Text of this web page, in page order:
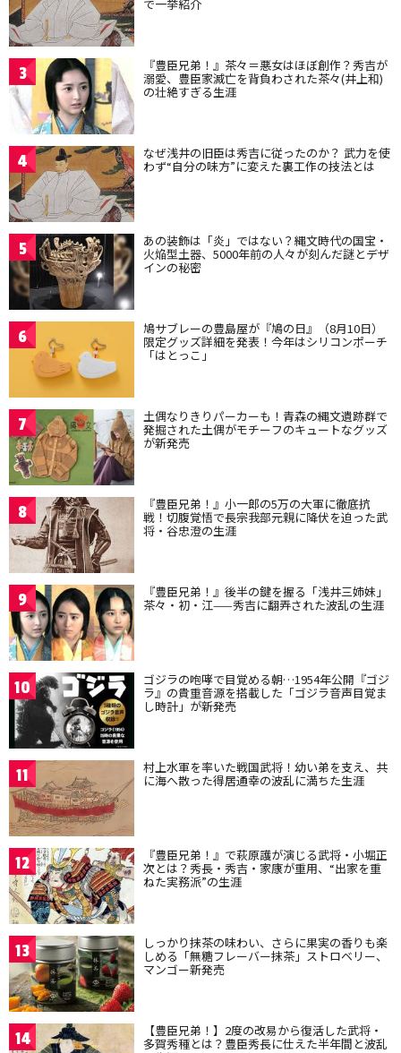
で一挙紹介
3 『豊臣兄弟！』茶々＝悪女はほぼ創作？秀吉が
溺愛、豊臣家滅亡を背負わされた茶々(井上和)
の壮絶すぎる生涯
4 なぜ浅井の旧臣は秀吉に従ったのか？ 武力を使
わず“自分の味方”に変えた裏工作の技法とは
5 あの装飾は「炎」ではない？縄文時代の国宝・
火焔型土器、5000年前の人々が刻んだ謎とデザ
インの秘密
6 鳩サブレーの豊島屋が『鳩の日』（8月10日）
限定グッズ詳細を発表！今年はシリコンポーチ
「はとっこ」
7 土偶なりきりパーカーも！青森の縄文遺跡群で
発掘された土偶がモチーフのキュートなグッズ
が新発売
8 『豊臣兄弟！』小一郎の5万の大軍に徹底抗
戦！切腹覚悟で長宗我部元親に降伏を迫った武
将・谷忠澄の生涯
9 『豊臣兄弟！』後半の鍵を握る「浅井三姉妹」
茶々・初・江——秀吉に翻弄された波乱の生涯
10 ゴジラの咆哮で目覚める朝…1954年公開『ゴジ
ラ』の貴重音源を搭載した「ゴジラ音声目覚ま
し時計」が新発売
11 村上水軍を率いた戦国武将！幼い弟を支え、共
に海へ散った得居通幸の波乱に満ちた生涯
12 『豊臣兄弟！』で萩原護が演じる武将・小堀正
次とは？秀長・秀吉・家康が重用、“出家を重
ねた実務派”の生涯
13 しっかり抹茶の味わい、さらに果実の香りも楽
しめる「無糖フレーバー抹茶」ストロベリー、
マンゴー新発売
14 【豊臣兄弟！】2度の改易から復活した武将・
多賀秀種とは？豊臣秀長に仕えた半年間と波乱